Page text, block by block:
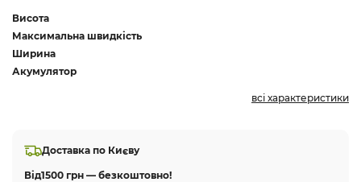
Висота
Максимальна швидкість
Ширина
Акумулятор
всі характеристики
Доставка по Києву
Від1500 грн — безкоштовно!